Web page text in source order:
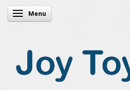
Skifte navigation
Menu